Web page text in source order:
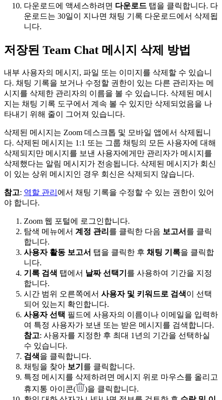
다운로드에 액세스하려면 다운로드 탭을 클릭합니다. 다
운로드는 30일이 지나면 채팅 기록 다운로드에서 삭제됩
니다.
저장된 Team Chat 메시지 삭제 방법
내부 사용자의 메시지, 파일 또는 이미지를 삭제할 수 있습니
다. 채팅 기록을 보거나 수정할 권한이 있는 다른 관리자는 메
시지를 삭제한 관리자의 이름을 볼 수 있습니다. 삭제된 메시
지는 채팅 기록 도구에서 계속 볼 수 있지만 삭제되었음을 나
타내기 위해 줄이 그어져 있습니다.
삭제된 메시지는 Zoom 데스크톱 및 모바일 앱에서 삭제됩니
다. 삭제된 메시지는 1:1 또는 그룹 채팅의 모든 사용자에 대해
삭제되지만 메시지를 보낸 사용자에게만 관리자가 메시지를
삭제했다는 알림 메시지가 전송됩니다. 삭제된 메시지가 회신
이 있는 상위 메시지인 경우 회신은 삭제되지 않습니다.
참고: 역할 관리 에서 채팅 기록을 수정할 수 있는 권한이 있어
야 합니다.
Zoom 웹 포털에 로그인합니다.
탐색 메뉴에서 계정 관리 를 클릭한 다음 보고서 를 클릭
합니다.
사용자 활동 보고서 탭을 클릭한 후 채팅 기록을 클릭합
니다.
기록 검색 탭에서 날짜 선택기 를 사용하여 기간을 지정
합니다.
시간 범위 오른쪽에서 사용자 및 키워드로 검색이 선택
되어 있는지 확인합니다.
사용자 선택 필드에 사용자의 이름이나 이메일을 입력하
여 특정 사용자가 보낸 또는 받은 메시지를 검색합니다.
참고: 사용자를 지정한 후 최대 1년의 기간을 선택하실
수 있습니다.
검색을 클릭합니다.
채팅을 찾아 보기 를 클릭합니다.
특정 메시지를 삭제하려면 메시지 위로 마우스를 올리고
휴지통 아이콘(
)을 클릭합니다.